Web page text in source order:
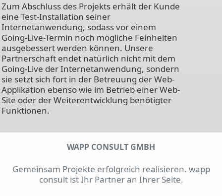
Zum Abschluss des Projekts erhält der Kunde
eine Test-Installation seiner
Internetanwendung, sodass vor einem
Going-Live-Termin noch mögliche Feinheiten
ausgebessert werden können. Unsere
Partnerschaft endet natürlich nicht mit dem
Going-Live der Internetanwendung, sondern
sie setzt sich fort in der Betreuung der Web-
Applikation ebenso wie im Betrieb einer Web-
Site oder der Weiterentwicklung benötigter
Funktionen.
WAPP CONSULT GMBH
Gemeinsam Projekte erfolgreich realisieren. wapp
consult ist Ihr Partner an Ihrer Seite.